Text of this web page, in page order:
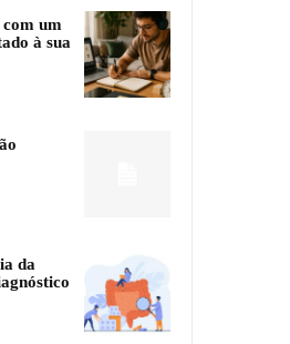
um
à sua
da